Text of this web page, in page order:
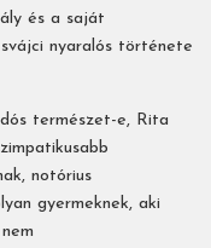
és a saját
nyaralós története
természet-e, Rita
notórius
gyermeknek, aki